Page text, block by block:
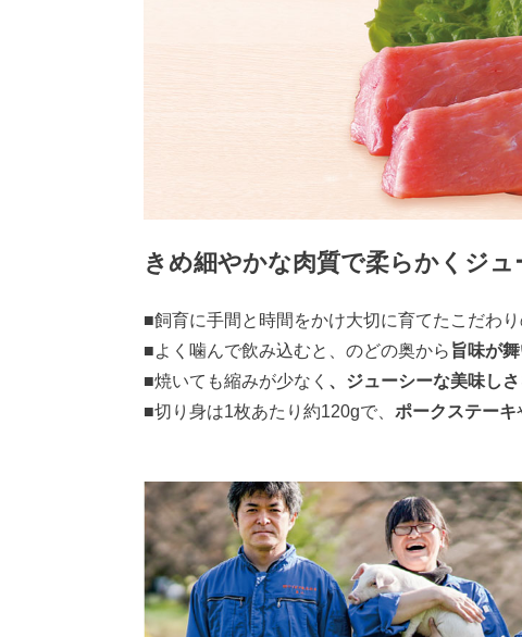
きめ細やかな肉質で柔らかくジュ
■飼育に手間と時間をかけ大切に育てたこだわり
■よく噛んで飲み込むと、のどの奥から 旨味が
■焼いても縮みが少なく 、ジューシーな美味しさ
■切り身は1枚あたり約120gで、 ポークステーキ